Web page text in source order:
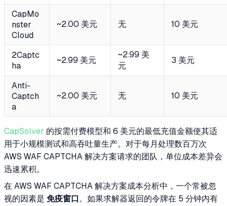
CapMo
nster
Cloud
~2.00 美元 无 10 美元
2Captc
ha
~2.99 美元
~2.99 美
元
3 美元
Anti-
Captch
a
~2.00 美元 无 10 美元
CapSolver 的按需付费模型和 6 美元的最低充值金额使其适
用于小规模测试和高吞吐量生产。对于每月处理数百万次
AWS WAF CAPTCHA 解决方案请求的团队，单位成本差异会
迅速累积。
在 AWS WAF CAPTCHA 解决方案成本分析中，一个常被忽
视的因素是 免疫窗口 。如果求解器返回的令牌在 5 分钟内有